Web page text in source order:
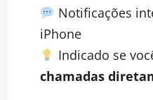
Notificações
iPhone
Indicado se
chamadas